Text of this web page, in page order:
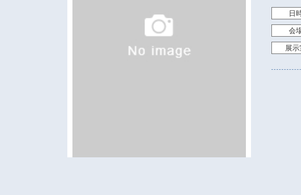
日
会
展示